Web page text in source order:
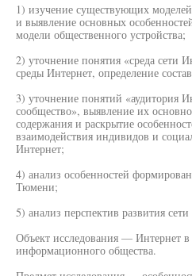
1) изучение существующих
и выявление основных
модели общественного устройства;
2) уточнение понятия «среда сети
среды Интернет, определение
3) уточнение понятий «аудитория
сообщество», выявление их
содержания и раскрытие
взаимодействия индивидов и
Интернет;
4) анализ особенностей
Тюмени;
5) анализ перспектив развития
Объект исследования — Интернет
информационного общества.